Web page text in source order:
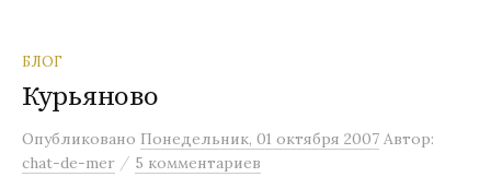
БЛОГ
Курьяново
Опубликовано Понедельник, 01 октября 2007 Автор:
chat-de-mer / 5 комментариев